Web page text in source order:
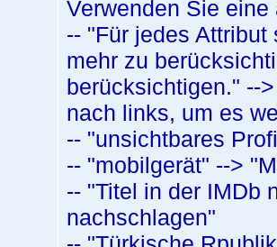
Verwenden Sie
-- "Für jedes
mehr zu
berücksichtigen." --
nach links, um es
-- "unsichtbares
-- "mobilgerät" -->
-- "Titel in der IMDb
nachschlagen"